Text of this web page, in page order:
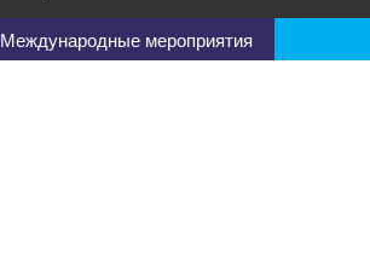
Международные мероприятия